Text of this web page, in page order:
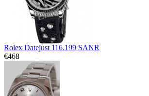
Rolex Datejust 116.199 SANR
€468